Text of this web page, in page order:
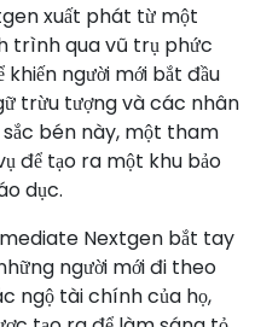
xuất phát từ một
trình qua vũ trụ phức
người mới bắt đầu
trừu tượng và các nhân
bén này, một tham
để tạo ra một khu bảo
dục.
Nextgen bắt tay
người mới đi theo
ngộ tài chính của họ,